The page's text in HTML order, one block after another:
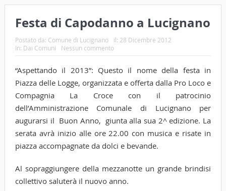
Festa di Capodanno a Lucignano
Postato da: Comune di Lucignano il: 28 Dicembre 2012
In: Dai Comuni Nessun commento
“Aspettando il 2013”: Questo il nome della festa in
Piazza delle Logge, organizzata e offerta dalla Pro Loco e
Compagnia La Croce con il patrocinio
dell’Amministrazione Comunale di Lucignano per
augurarsi il Buon Anno, giunta alla sua 2^ edizione. La
serata avrà inizio alle ore 22.00 con musica e risate in
piazza accompagnate da dolci e bevande.
Al sopraggiungere della mezzanotte un grande brindisi
collettivo saluterà il nuovo anno.